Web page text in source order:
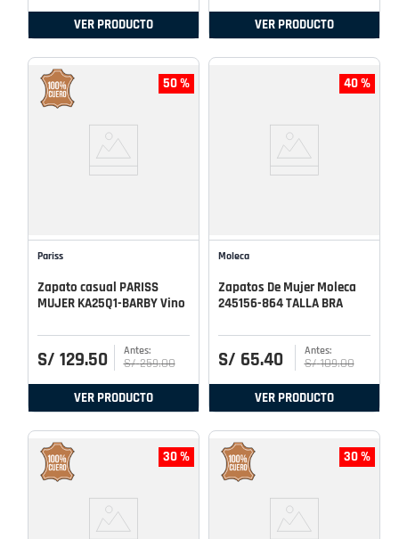
VER PRODUCTO VER PRODUCTO
50 %
Pariss
Zapato casual PARISS
MUJER KA25Q1-BARBY Vino
S/ 129.50 S/ 259.00
VER PRODUCTO
40 %
Moleca
Zapatos De Mujer Moleca
245156-864 TALLA BRA
S/ 65.40 S/ 109.00
VER PRODUCTO
30 % 30 %